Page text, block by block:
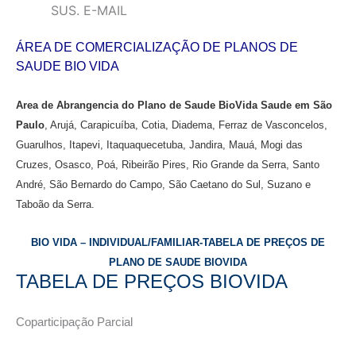
SUS. E-MAIL
ÁREA DE COMERCIALIZAÇÃO DE PLANOS DE
SAUDE BIO VIDA
Area de Abrangencia do Plano de Saude BioVida Saude em São
Paulo Arujá Carapicuíba Cotia Diadema Ferraz de Vasconcelos
Guarulhos
Itapevi Itaquaquecetuba , Jandira, Mauá, Mogi das
Cruzes Osasco, Poá, Ribeirão Pires, Rio Grande da Serra Santo
André São Bernardo do Campo, São Caetano do Sul, Suzano e
Taboão da Serra.
BIO VIDA – INDIVIDUAL/FAMILIAR-TABELA DE PREÇOS DE
PLANO DE SAUDE BIOVIDA
TABELA DE PREÇOS BIOVIDA
Coparticipação Parcial